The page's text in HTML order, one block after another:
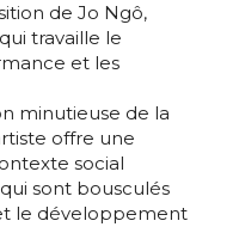
de Jo Ngô,
travaille le
et les
minutieuse de la
offre une
social
sont bousculés
le développement